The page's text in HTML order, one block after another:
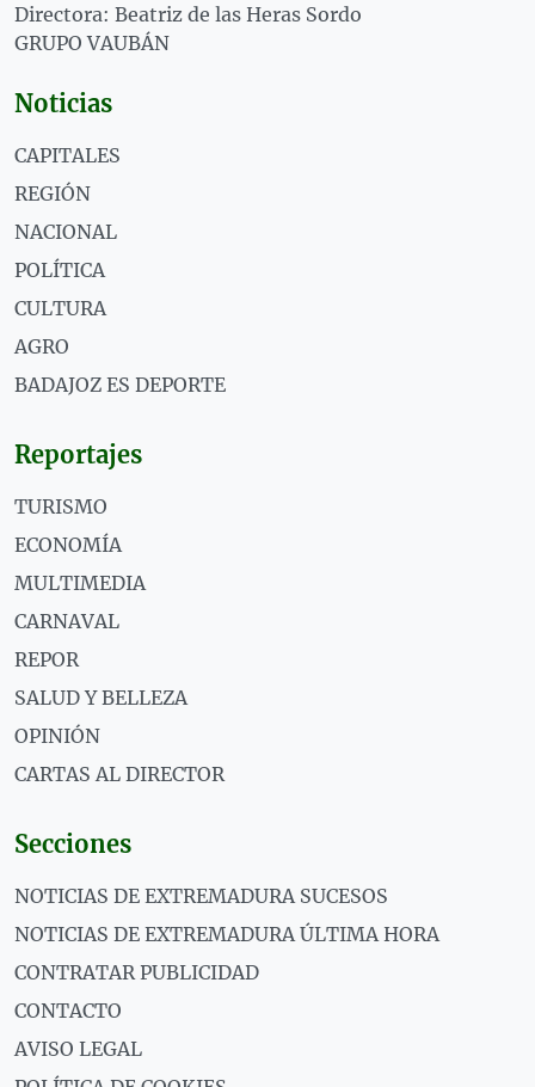
Directora: Beatriz de las Heras Sordo
GRUPO VAUBÁN
Noticias
CAPITALES
REGIÓN
NACIONAL
POLÍTICA
CULTURA
AGRO
BADAJOZ ES DEPORTE
Reportajes
TURISMO
ECONOMÍA
MULTIMEDIA
CARNAVAL
REPOR
SALUD Y BELLEZA
OPINIÓN
CARTAS AL DIRECTOR
Secciones
NOTICIAS DE EXTREMADURA SUCESOS
NOTICIAS DE EXTREMADURA ÚLTIMA HORA
CONTRATAR PUBLICIDAD
CONTACTO
AVISO LEGAL